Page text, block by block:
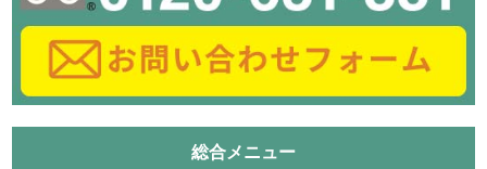
総合メニュー